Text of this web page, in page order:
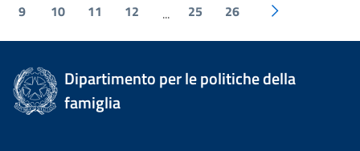
9
10 11 12 ... 25 26
Dipartimento per le politiche della
famiglia